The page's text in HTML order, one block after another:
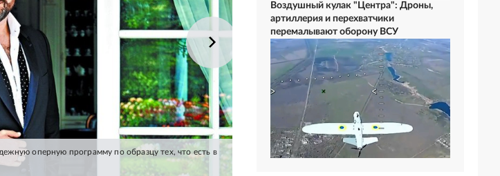
оперную программу по образцу тех, что есть в
Воздушный кулак "Центра": Дроны,
артиллерия и перехватчики
перемалывают оборону ВСУ